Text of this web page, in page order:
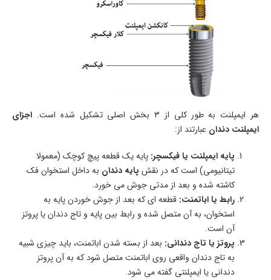
هر ایمپلنت به طور کلی از 3 بخش اصلی تشکیل شده است.
اجزای
ایمپلنت دندان عبارتند از:
پایه ایمپلنت یا فیکسچر: پایه یک قطعه پیچ کوچک (معمولا
تیتانیومی) است که در نقش پایه دندان به داخل استخوان فک
کاشته شده و بعد از مدتی جوش می خورد.
رابط یا اباتمنت: قطعه ای که بعد از جوش خوردن پایه به
استخوان، به آن متصل شده و رابط بین پایه و تاج دندان یا پروتز
آن است.
پروتز یا تاج دندانی: بعد از بسته شدن اباتمنت، باید چیزی شبیه
به تاج دندان واقعی روی اباتمنت متصل شود که به آن پروتز
دندانی یا ایمپلنتی گفته می شود.